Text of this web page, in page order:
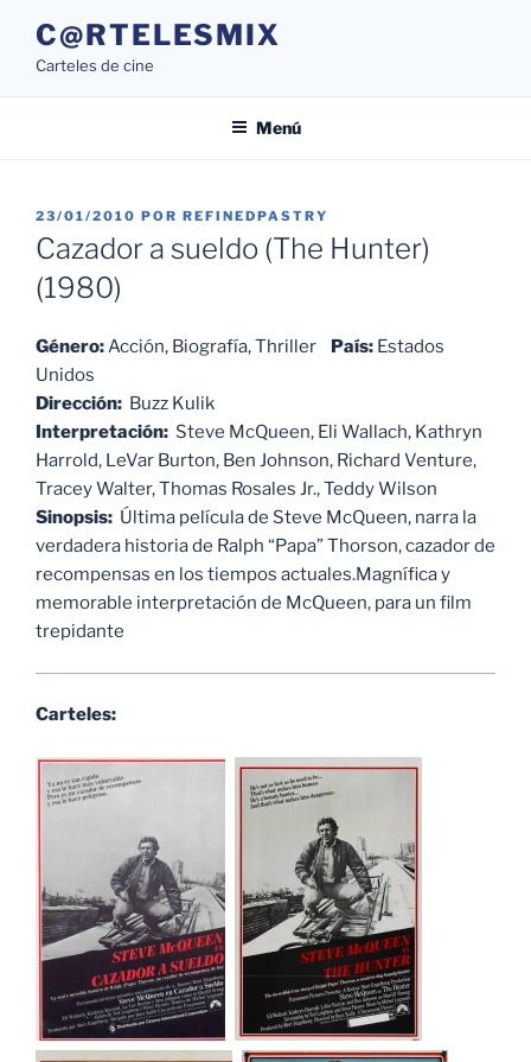
contenido
C@RTELESMIX
Carteles de cine
Menú
PUBLICADO
EL
23/01/2010 POR REFINEDPASTRY
Cazador a sueldo (The Hunter)
(1980)
Género:Acción, Biografía, Thriller País: Estados
Unidos
Dirección: Buzz Kulik
Interpretación: Steve McQueen, Eli Wallach, Kathryn
Harrold, LeVar Burton, Ben Johnson, Richard Venture,
Tracey Walter, Thomas Rosales Jr., Teddy Wilson
Sinopsis: Última película de Steve McQueen, narra la
verdadera historia de Ralph “Papa” Thorson, cazador de
recompensas en los tiempos actuales.Magnífica y
memorable interpretación de McQueen, para un film
trepidante
Carteles: